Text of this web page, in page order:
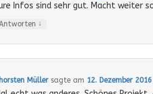
Infos sind sehr gut. Macht weiter
↓
Müllersagte am 12. Dezember